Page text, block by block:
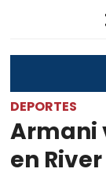
DEPORTES
Armani
en